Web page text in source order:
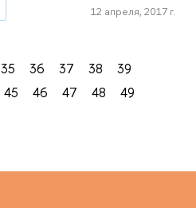
12 апреля, 2017 г.
35 36 37 38
39
45 46 47 48
49